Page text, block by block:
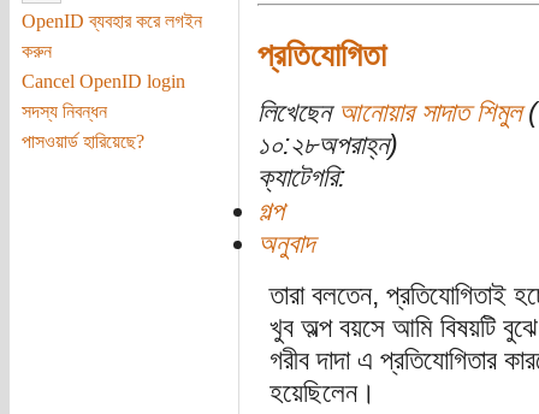
OpenID ব্যবহার করে লগইন
করুন
Cancel OpenID login
সদস্য নিবন্ধন
পাসওয়ার্ড হারিয়েছে?
প্রতিযোগিতা
লিখেছেন আনোয়ার সাদাত শিমুল
১০:২৮অপরাহ্ন)
ক্যাটেগরি:
গল্প
অনুবাদ
তারা বলতেন, প্রতিযোগিতাই
খুব অল্প বয়সে আমি বিষয়টি
গরীব দাদা এ প্রতিযোগিতার
হয়েছিলেন।